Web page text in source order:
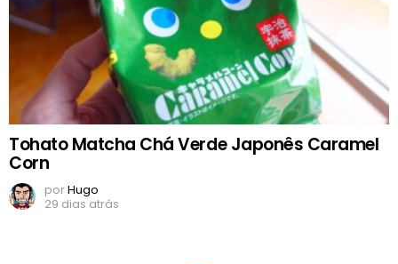
Tohato Matcha Chá Verde Japonês Caramel
Corn
porHugo
29 dias atrás